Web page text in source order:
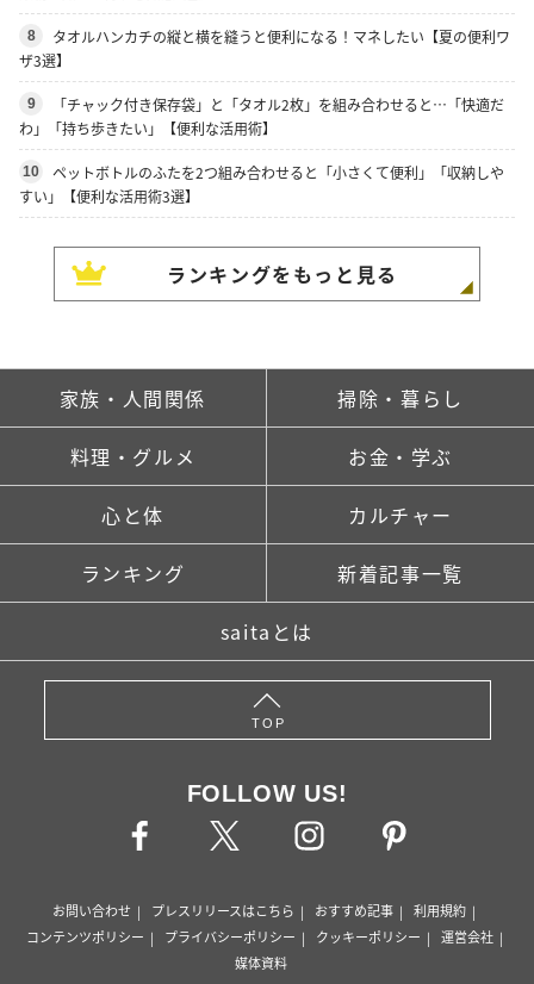
8
タオルハンカチの縦と横を縫うと便利になる！マネしたい【夏の便利ワ
ザ3選】
9
「チャック付き保存袋」と「タオル2枚」を組み合わせると…「快適だ
わ」「持ち歩きたい」【便利な活用術】
10
ペットボトルのふたを2つ組み合わせると「小さくて便利」「収納しや
すい」【便利な活用術3選】
ランキングをもっと見る
家族・人間関係 掃除・暮らし
料理・グルメ お金・学ぶ
心と体 カルチャー
ランキング 新着記事一覧
saitaとは
TOP
FOLLOW US!
お問い合わせ プレスリリースはこちら おすすめ記事
利用規約
コンテンツポリシー
プライバシーポリシー クッキーポリシー
運営会社
媒体資料